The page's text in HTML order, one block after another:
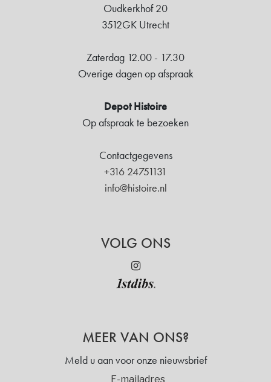
Oudkerkhof 20
3512GK Utrecht
Zaterdag 12.00 - 17.30
Overige dagen op afspraak
Depot Histoire
Op afspraak te bezoeken
Contactgegevens
+316 24751131
info@histoire.nl
VOLG ONS
MEER VAN ONS?
Meld u aan voor onze nieuwsbrief